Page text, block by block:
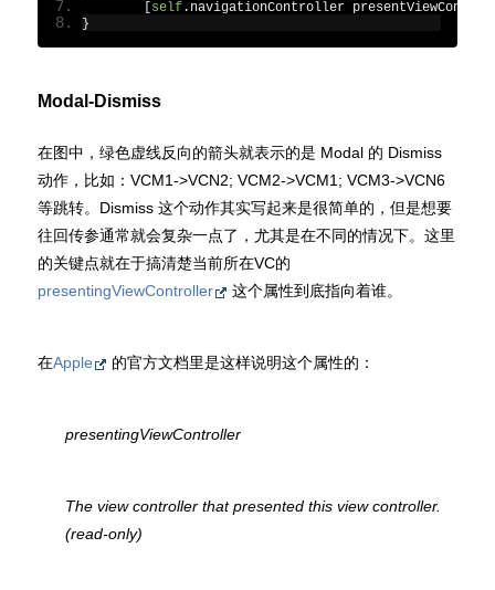
[self. navigationController
}
Modal-Dismiss
在图中，绿色虚线反向的箭头就表示的是 Modal 的 Dismiss
动作，比如：VCM1->VCN2; VCM2->VCM1; VCM3->VCN6
等跳转。Dismiss 这个动作其实写起来是很简单的，但是想要
往回传参通常就会复杂一点了，尤其是在不同的情况下。这里
的关键点就在于搞清楚当前所在VC的
presentingViewController
这个属性到底指向着谁。
在Apple 的官方文档里是这样说明这个属性的：
presentingViewController
The view controller that presented this view controller.
(read-only)